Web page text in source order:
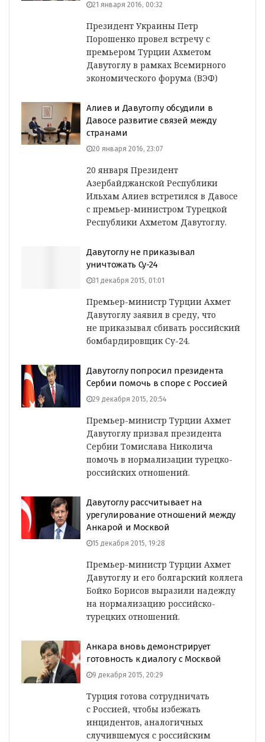
21 января 2016, 00:32
Президент Украины Петр
Порошенко провел встречу с
премьером Турции Ахметом
Давутоглу в рамках Всемирного
экономического форума (ВЭФ)
Алиев и Давутоглу обсудили в
Давосе развитие связей между
странами
20 января 2016, 23:07
20 января Президент
Азербайджанской Республики
Ильхам Алиев встретился в Давосе
c премьер-министром Турецкой
Республики Ахметом Давутоглу.
Давутоглу не приказывал
уничтожать Су-24
31 декабря 2015, 01:01
Премьер-министр Турции Ахмет
Давутоглу заявил в среду, что
не приказывал сбивать российский
бомбардировщик Су-24.
Давутоглу попросил президента
Сербии помочь в споре с Россией
29 декабря 2015, 20:54
Премьер-министр Турции Ахмет
Давутоглу призвал президента
Сербии Томислава Николича
помочь в нормализации турецко-
российских отношений.
Давутоглу рассчитывает на
урегулирование отношений между
Анкарой и Москвой
15 декабря 2015, 19:28
Премьер-министр Турции Ахмет
Давутоглу и его болгарский коллега
Бойко Борисов выразили надежду
на нормализацию российско-
турецких отношений.
Анкара вновь демонстрирует
готовность к диалогу с Москвой
9 декабря 2015, 20:29
Турция готова сотрудничать
с Россией, чтобы избежать
инцидентов, аналогичных
случившемуся с российским